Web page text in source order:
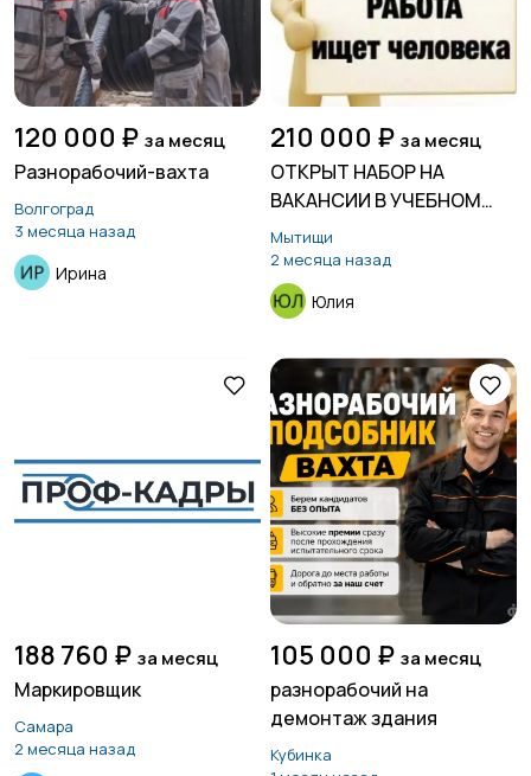
120 000 ₽ за месяц
Разнорабочий-вахта
Волгоград
3 месяца назад
Ирина
210 000 ₽ за месяц
ОТКРЫТ НАБОР НА
ВАКАНСИИ В УЧЕБНОМ
ЦЕНТРЕ КРУПНОЙ
СТРОИТЕЛЬНОЙ
КОМПАНИИ!
Мытищи
2 месяца назад
Юлия
188 760 ₽ за месяц
Маркировщик
Самара
2 месяца назад
105 000 ₽ за месяц
разнорабочий на
демонтаж здания
Кубинка